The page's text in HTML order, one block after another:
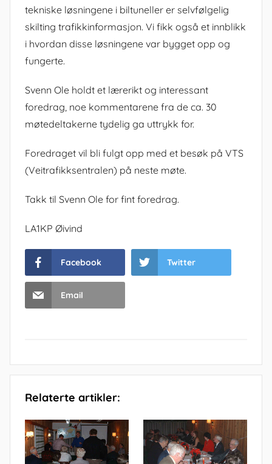
tekniske løsningene i biltuneller er selvfølgelig
skilting trafikkinformasjon. Vi fikk også et innblikk
i hvordan disse løsningene var bygget opp og
fungerte.
Svenn Ole holdt et lærerikt og interessant
foredrag, noe kommentarene fra de ca. 30
møtedeltakerne tydelig ga uttrykk for.
Foredraget vil bli fulgt opp med et besøk på VTS
(Veitrafikksentralen) på neste møte.
Takk til Svenn Ole for fint foredrag.
LA1KP Øivind
Facebook Twitter
Email
Relaterte artikler: